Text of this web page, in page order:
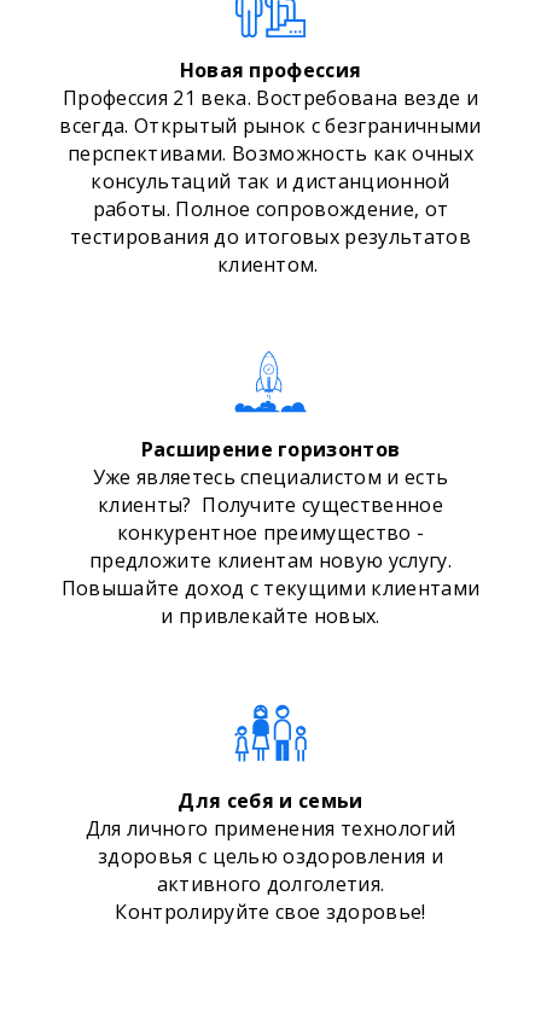
Новая профессия
Профессия 21 века. Востребована везде и
всегда. Открытый рынок с безграничными
перспективами. Возможность как очных
консультаций так и дистанционной
работы. Полное сопровождение, от
тестирования до итоговых результатов
клиентом.
Расширение горизонтов
Уже являетесь специалистом и есть
клиенты? Получите существенное
конкурентное преимущество -
предложите клиентам новую услугу.
Повышайте доход с текущими клиентами
и привлекайте новых.
Для себя и семьи
Для личного применения технологий
здоровья с целью оздоровления и
активного долголетия.
Контролируйте свое здоровье!